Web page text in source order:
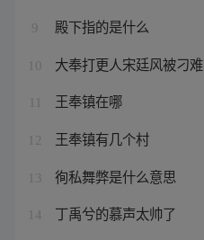
9 殿下指的是什么
10 大奉打更人宋廷风被刁难
王奉镇在哪
12 王奉镇有几个村
13 徇私舞弊是什么意思
14 丁禹兮的慕声太帅了